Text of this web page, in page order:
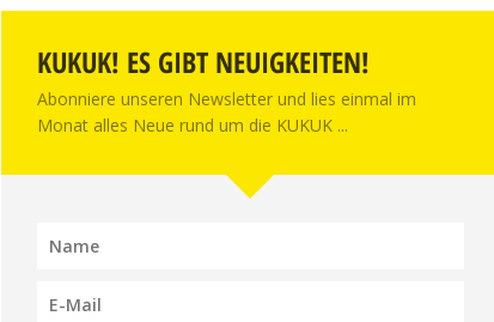
KUKUK! ES GIBT NEUIGKEITEN!
Abonniere unseren Newsletter und lies einmal im
Monat alles Neue rund um die KUKUK ...